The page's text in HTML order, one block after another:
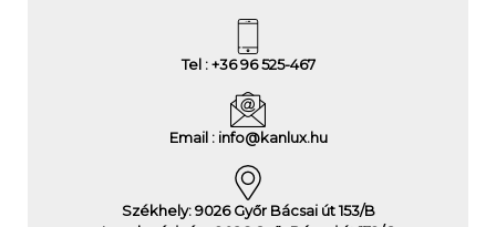
Tel : +36 96 525-467
Email : info@kanlux.hu
Székhely: 9026 Győr Bácsai út 153/B